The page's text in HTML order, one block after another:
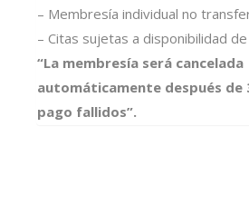
– Membresía individual no
– Citas sujetas a disponibilidad
“La membresía será cancelada
automáticamente después de
pago fallidos”.